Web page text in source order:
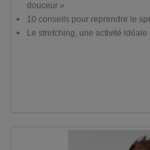
douceur »
10 conseils pour reprendre le
Le stretching, une activité